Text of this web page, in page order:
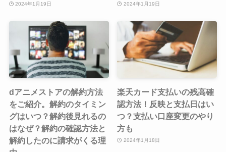
2024年1月19日 2024年1月19日
dアニメストアの解約方法
をご紹介。解約のタイミン
グはいつ？解約後見れるの
はなぜ？解約の確認方法と
解約したのに請求がくる理
楽天カード支払いの残高確
認方法！反映と支払日はい
つ？支払い口座変更のやり
方も
2024年1月18日